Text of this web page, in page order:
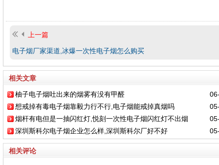
上一篇
电子烟厂家渠道,冰爆一次性电子烟怎么购买
相关文章
柚子电子烟吐出来的烟雾有没有甲醛
想戒掉有毒电子烟靠毅力行不行,电子烟能戒掉真烟吗
烟杆有电但是一抽闪红灯,悦刻一次性电子烟闪红灯不出烟
深圳斯科尔电子烟企业怎么样,深圳斯科尔厂好不好
相关评论